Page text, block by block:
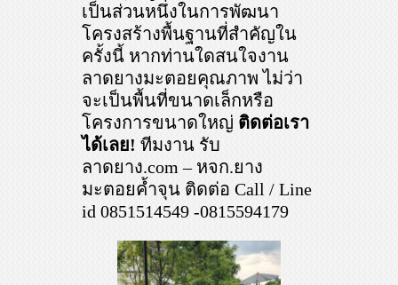
เป็นส่วนหนึ่งในการพัฒนา
โครงสร้างพื้นฐานที่สำคัญใน
ครั้งนี้ หากท่านใดสนใจงาน
ลาดยางมะตอยคุณภาพ ไม่ว่า
จะเป็นพื้นที่ขนาดเล็กหรือ
โครงการขนาดใหญ่ ติดต่อเรา
ได้เลย! ทีมงาน รับ
ลาดยาง.com – หจก.ยาง
มะตอยค้ำจุน ติดต่อ Call / Line
id 0851514549 -0815594179